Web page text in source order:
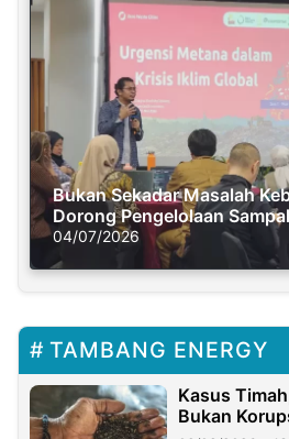
Bukan Sekadar Masalah
Dorong Pengelolaan
Solusi Krisis Iklim
04/07/2026
TAMBANG ENERGY
Kasus
Bukan